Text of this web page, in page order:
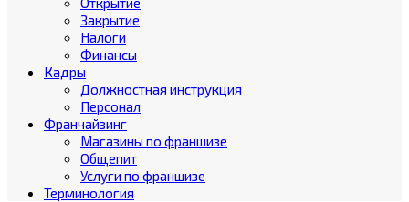
Закрытие
Налоги
Финансы
Кадры
Должностная инструкция
Персонал
Франчайзинг
Магазины по франшизе
Общепит
Услуги по франшизе
Терминология